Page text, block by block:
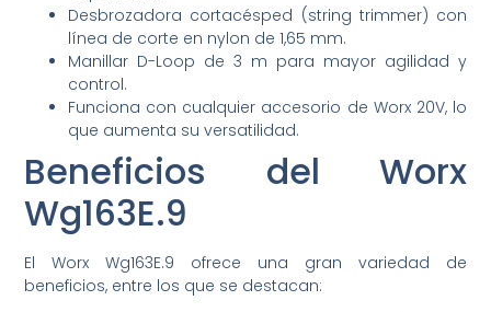
Desbrozadora cortacésped (string trimmer) con
línea de corte en nylon de 1,65 mm.
Manillar D-Loop de 3 m para mayor agilidad y
control.
Funciona con cualquier accesorio de Worx 20V, lo
que aumenta su versatilidad.
Beneficios del Worx
Wg163E.9
El Worx Wg163E.9 ofrece una gran variedad de
beneficios, entre los que se destacan: